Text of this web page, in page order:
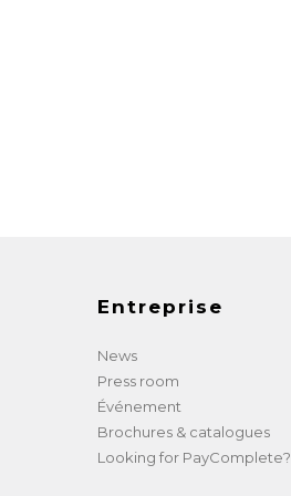
Entreprise
News
Press room
Événement
Brochures & catalogues
Looking for PayComplete?